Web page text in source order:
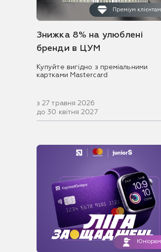
Преміум клієнтам
Знижка 8% на улюблені
бренди в ЦУМ
Купуйте вигідно з преміальними
картками Mastercard
з 27 травня 2026
до 30 квітня 2027
Юніорам